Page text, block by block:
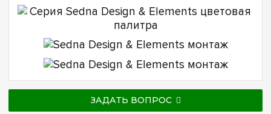
ЗАДАТЬ ВОПРОС